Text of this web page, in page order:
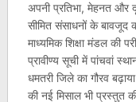
अपनी प्रतिभा, मेहनत और
सीमित संसाधनों के बावजूद
माध्यमिक शिक्षा मंडल की
प्रावीण्य सूची में पांचवां
धमतरी जिले का गौरव
की नई मिसाल भी प्रस्तुत